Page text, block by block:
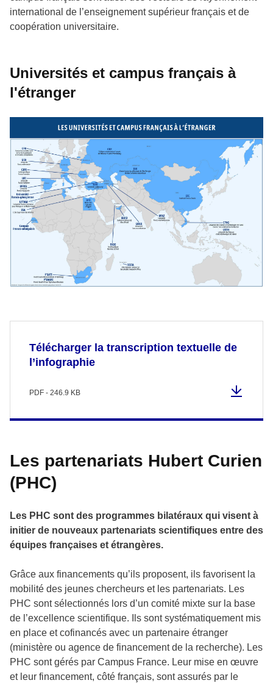
international de l’enseignement supérieur français et de
coopération universitaire.
Universités et campus français à
l'étranger
Télécharger la transcription textuelle de
l’infographie
PDF - 246.9 KB
Les partenariats Hubert Curien
(PHC)
Les PHC sont des programmes bilatéraux qui visent à
initier de nouveaux partenariats scientifiques entre des
équipes françaises et étrangères.
Grâce aux financements qu’ils proposent, ils favorisent la
mobilité des jeunes chercheurs et les partenariats. Les
PHC sont sélectionnés lors d’un comité mixte sur la base
de l’excellence scientifique. Ils sont systématiquement mis
en place et cofinancés avec un partenaire étranger
(ministère ou agence de financement de la recherche). Les
PHC sont gérés par Campus France. Leur mise en œuvre
et leur financement, côté français, sont assurés par le